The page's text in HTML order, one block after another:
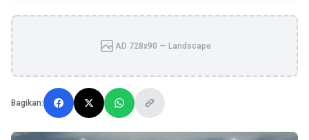
AD 728x90 — Landscape
Bagikan: